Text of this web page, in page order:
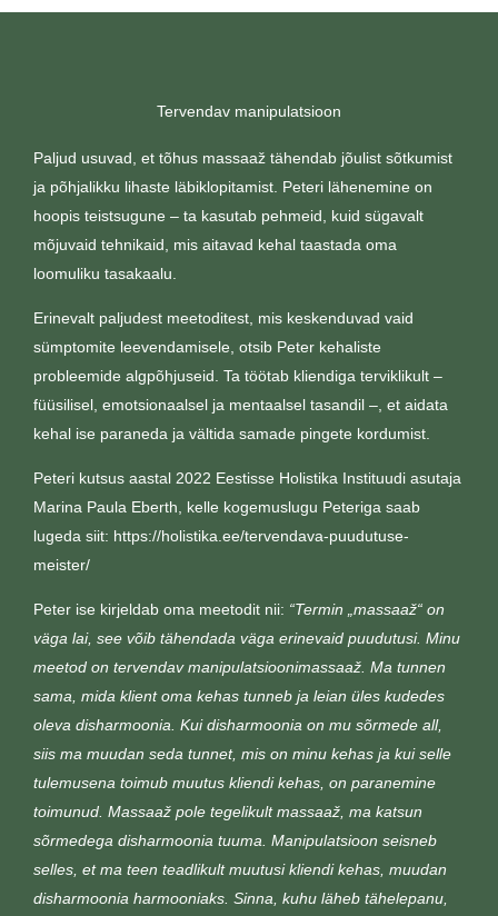
Tervendav manipulatsioon
Paljud usuvad, et tõhus massaaž tähendab jõulist sõtkumist
ja põhjalikku lihaste läbiklopitamist. Peteri lähenemine on
hoopis teistsugune – ta kasutab pehmeid, kuid sügavalt
mõjuvaid tehnikaid, mis aitavad kehal taastada oma
loomuliku tasakaalu.
Erinevalt paljudest meetoditest, mis keskenduvad vaid
sümptomite leevendamisele, otsib Peter kehaliste
probleemide algpõhjuseid. Ta töötab kliendiga terviklikult –
füüsilisel, emotsionaalsel ja mentaalsel tasandil –, et aidata
kehal ise paraneda ja vältida samade pingete kordumist.
Peteri kutsus aastal 2022 Eestisse Holistika Instituudi asutaja
Marina Paula Eberth , kelle kogemuslugu Peteriga saab
lugeda siit: https://holistika.ee/tervendava-puudutuse-
meister/
Peter ise kirjeldab oma meetodit nii: “Termin „massaaž“ on
väga lai, see võib tähendada väga erinevaid puudutusi. Minu
meetod on tervendav manipulatsioonimassaaž. Ma tunnen
sama, mida klient oma kehas tunneb ja leian üles kudedes
oleva disharmoonia. Kui disharmoonia on mu sõrmede all,
siis ma muudan seda tunnet, mis on minu kehas ja kui selle
tulemusena toimub muutus kliendi kehas, on paranemine
toimunud. Massaaž pole tegelikult massaaž, ma katsun
sõrmedega disharmoonia tuuma. Manipulatsioon seisneb
selles, et ma teen teadlikult muutusi kliendi kehas, muudan
disharmoonia harmooniaks. Sinna, kuhu läheb tähelepanu,